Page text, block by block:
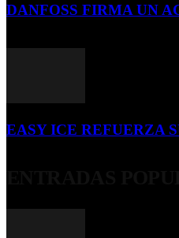
DANFOSS FIRMA UN
EASY ICE REFUERZA